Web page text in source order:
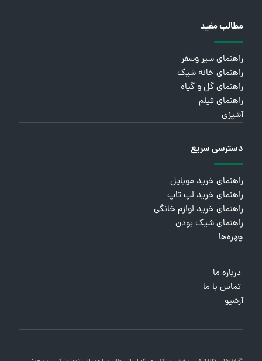
مطالب مفید
راهنمای سیر وسفر
راهنمای خانه شیک
راهنمای گل و گیاه
راهنمای فیلم
آشپزی
دسترسی سریع
راهنمای خرید موبایل
راهنمای خرید لپ تاپ
راهنمای خرید لوازم خانگی
راهنمای شیک بودن
چهره‌ها
درباره ما
تماس با ما
آرشیو